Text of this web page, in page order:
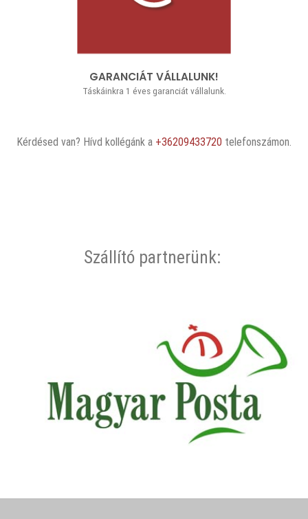
GARANCIÁT VÁLLALUNK!
Táskáinkra 1 éves garanciát vállalunk.
Kérdésed van? Hívd kollégánk a +36209433720 telefonszámon.
Szállító partnerünk: